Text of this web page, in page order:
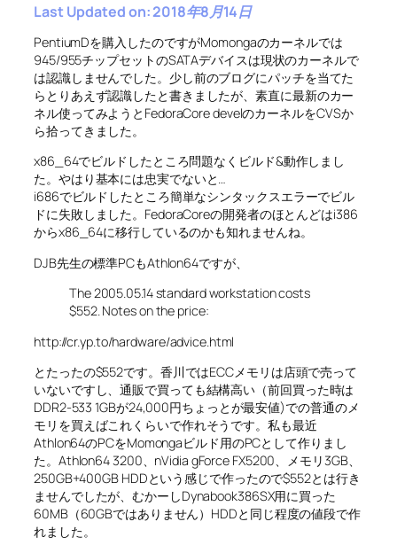
Last Updated on: 2018年8月14日
PentiumDを購入したのですがMomongaのカーネルでは
945/955チップセットのSATAデバイスは現状のカーネルで
は認識しませんでした。少し前のブログにパッチを当てた
らとりあえず認識したと書きましたが、素直に最新のカー
ネル使ってみようとFedoraCore develのカーネルをCVSか
ら拾ってきました。
x86_64でビルドしたところ問題なくビルド&動作しまし
た。やはり基本には忠実でないと…
i686でビルドしたところ簡単なシンタックスエラーでビル
ドに失敗しました。FedoraCoreの開発者のほとんどはi386
からx86_64に移行しているのかも知れませんね。
DJB先生の標準PCもAthlon64ですが、
The 2005.05.14 standard workstation costs
$552. Notes on the price:
http://cr.yp.to/hardware/advice.html
とたったの$552です。香川ではECCメモリは店頭で売って
いないですし、通販で買っても結構高い（前回買った時は
DDR2-533 1GBが24,000円ちょっとが最安値)での普通のメ
モリを買えばこれくらいで作れそうです。私も最近
Athlon64のPCをMomongaビルド用のPCとして作りまし
た。Athlon64 3200、nVidia gForce FX5200、メモリ3GB、
250GB+400GB HDDという感じで作ったので$552とは行き
ませんでしたが、むかーしDynabook386SX用に買った
60MB（60GBではありません）HDDと同じ程度の値段で作
れました。